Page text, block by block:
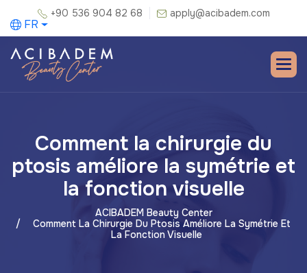
+90 536 904 82 68 apply@acibadem.com
FR
Comment la chirurgie du
ptosis améliore la symétrie et
la fonction visuelle
ACIBADEM Beauty Center
Comment La Chirurgie Du Ptosis Améliore La Symétrie Et
La Fonction Visuelle